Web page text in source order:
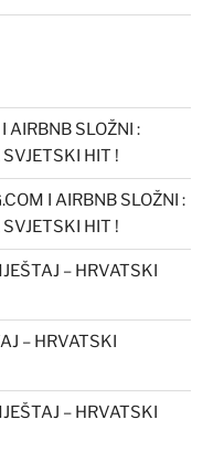
AIRBNB SLOŽNI :
HIT !
I AIRBNB SLOŽNI :
HIT !
– HRVATSKI
– HRVATSKI
– HRVATSKI